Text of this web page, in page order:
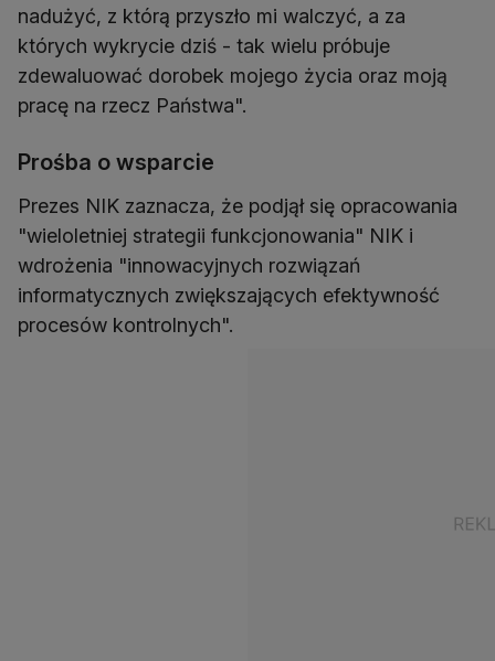
nadużyć, z którą przyszło mi walczyć, a za
których wykrycie dziś - tak wielu próbuje
zdewaluować dorobek mojego życia oraz moją
pracę na rzecz Państwa".
Prośba o wsparcie
Prezes NIK zaznacza, że podjął się opracowania
"wieloletniej strategii funkcjonowania" NIK i
wdrożenia "innowacyjnych rozwiązań
informatycznych zwiększających efektywność
procesów kontrolnych".